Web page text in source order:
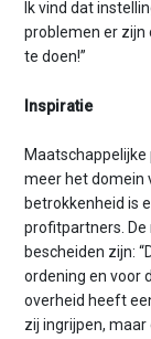
Ik vind dat
problemen er zijn
te doen!”
Inspiratie
meer het domein
betrokkenheid is
profitpartners. De
bescheiden zijn:
ordening en voor
overheid heeft
zij ingrijpen,